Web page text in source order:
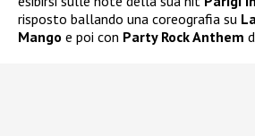
risposto ballando una coreografia su
Mango e poi con Party Rock Anthem